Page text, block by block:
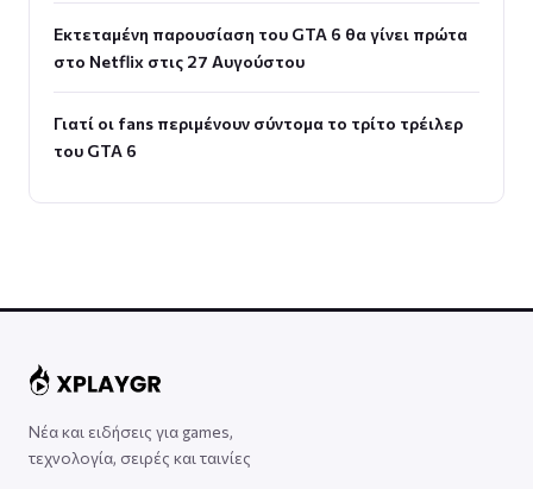
Εκτεταμένη παρουσίαση του GTA 6 θα γίνει πρώτα
στο Netflix στις 27 Αυγούστου
Γιατί οι fans περιμένουν σύντομα το τρίτο τρέιλερ
του GTA 6
Νέα και ειδήσεις για games,
τεχνολογία, σειρές και ταινίες